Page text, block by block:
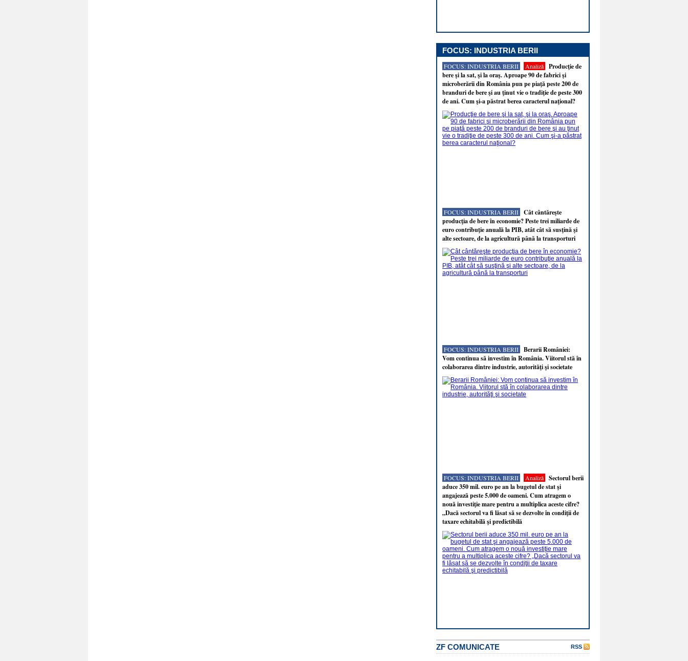
FOCUS: INDUSTRIA BERII
FOCUS: INDUSTRIA BERII Analiză
Producţie de
bere şi la sat, şi la oraş. Aproape 90 de fabrici şi
microberării din România pun pe piaţă peste 200 de
branduri de bere şi au ţinut vie o tradiţie de peste 300
de ani. Cum şi-a păstrat berea caracterul naţional?
FOCUS: INDUSTRIA BERII
Cât cântăreşte
producţia de bere în economie? Peste trei miliarde de
euro contribuţie anuală la PIB, atât cât să susţină şi
alte sectoare, de la agricultură până la transporturi
FOCUS: INDUSTRIA BERII
Berarii României:
Vom continua să investim în România. Viitorul stă în
colaborarea dintre industrie, autorităţi şi societate
FOCUS: INDUSTRIA BERII Analiză
Sectorul berii
aduce 350 mil. euro pe an la bugetul de stat şi
angajează peste 5.000 de oameni. Cum atragem o
nouă investiţie mare pentru a multiplica aceste cifre?
„Dacă sectorul va fi lăsat să se dezvolte în condiţii de
taxare echitabilă şi predictibilă
ZF COMUNICATE RSS